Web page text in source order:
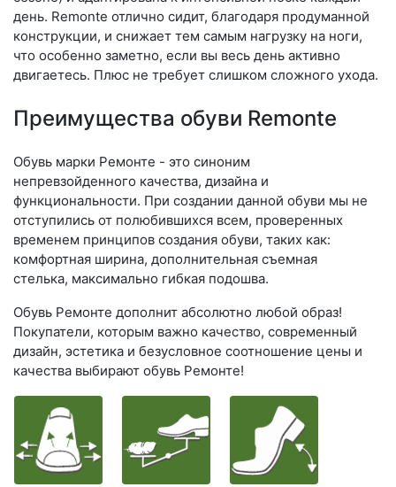
день. Re­mon­te отлично сидит, благодаря продуманной
конструкции, и снижает тем самым нагрузку на ноги,
что особенно заметно, если вы весь день активно
двигаетесь. Плюс не требует слишком сложного ухода.
Преимущества обуви Remonte
Обувь марки Ремонте - это синоним
непревзойденного качества, дизайна и
функциональности. При создании данной обуви мы не
отступились от полюбившихся всем, проверенных
временем принципов создания обуви, таких как:
комфортная ширина, дополнительная съемная
стелька, максимально гибкая подошва.
Обувь Ремонте дополнит абсолютно любой образ!
Покупатели, которым важно качество, современный
дизайн, эстетика и безусловное соотношение цены и
качества выбирают обувь Ремонте!